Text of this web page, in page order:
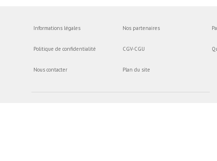
Informations légales
Politique de confidentialité
Nous contacter
Nos partenaires
CGV-CGU
Plan du site